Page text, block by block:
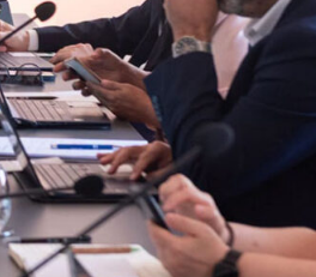
Institucional